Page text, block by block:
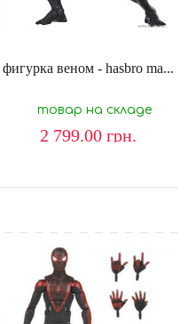
фигурка веном - hasbro ma...
товар на складе
2 799.00 грн.